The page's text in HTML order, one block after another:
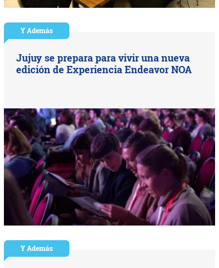
Y Además
Jujuy se prepara para vivir una nueva
edición de Experiencia Endeavor NOA
Y Además